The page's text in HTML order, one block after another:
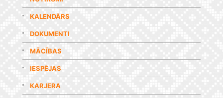
KALENDĀRS
DOKUMENTI
MĀCĪBAS
IESPĒJAS
KARJERA